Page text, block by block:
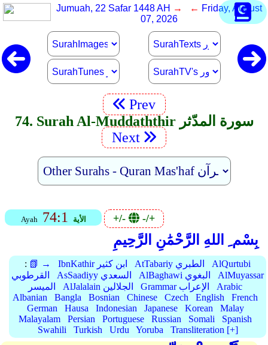
Jumuah, 22 Safar 1448 AH → ← Friday, August
07, 2026
Prev
74. Surah Al-Muddaththir سورة المدّثر
Next
Ayah 74:1 الأية +/- -/+
بِسْم ِ اللهِ الرَّحْمَٰنِ الرَّحِيمِ
: 📗 → IbnKathir ابن كثير AtTabariy الطبري
AlQurtubi
القرطوبي
AsSaadiyy السعدي AlBaghawi البغوي
AlMuyassar
الميسر
AlJalalain الجلالين Grammar الإعراب
Arabic
Albanian
Bangla Bosnian Chinese Czech English
French
German
Hausa Indonesian Japanese Korean
Malay
Malayalam
Persian Portuguese Russian Somali
Spanish
Swahili
Turkish Urdu Yoruba Transliteration [+]